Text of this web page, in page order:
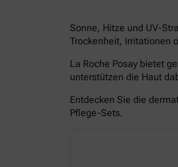
Sonne, Hitze und UV-
Trockenheit, Irritationen
La Roche Posay bietet
unterstützen die Haut
Entdecken Sie die
Pflege-Sets.